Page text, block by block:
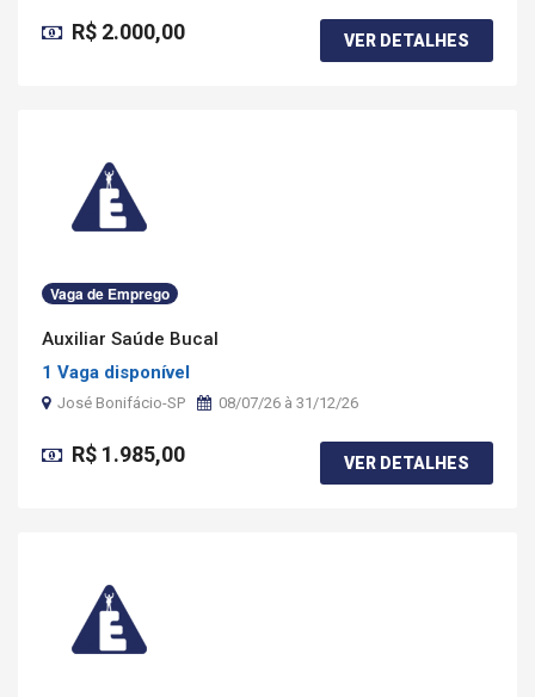
R$ 2.000,00 VER DETALHES
Vaga de Emprego
Auxiliar Saúde Bucal
1 Vaga disponível
José Bonifácio-SP 08/07/26 à 31/12/26
R$ 1.985,00 VER DETALHES